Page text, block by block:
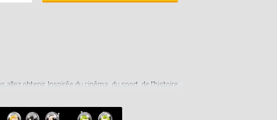
obtenir. Inspirée du cinéma, du sport, de l'histoire
un extraterrestre, un guerrier samouraï, un lutteur de
un pilote, un joueur de base-ball, une momie, un